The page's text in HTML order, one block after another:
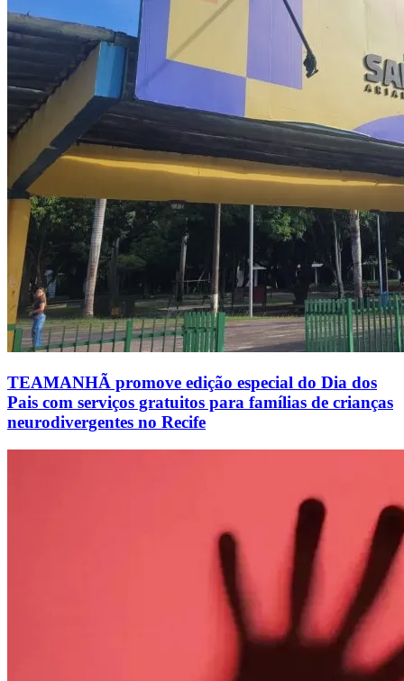
TEAMANHÃ promove edição especial do Dia dos
Pais com serviços gratuitos para famílias de crianças
neurodivergentes no Recife